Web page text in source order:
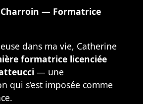
— Formatrice
dans ma vie, Catherine
formatrice licenciée
— une
qui s’est imposée comme